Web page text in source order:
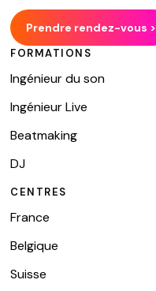
Prendre rendez-vous >
FORMATIONS
Ingénieur du son
Ingénieur Live
Beatmaking
DJ
CENTRES
France
Belgique
Suisse